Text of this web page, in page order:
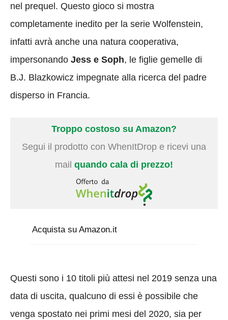
nel prequel. Questo gioco si mostra
completamente inedito per la serie Wolfenstein,
infatti avrà anche una natura cooperativa,
impersonando Jess e Soph, le figlie gemelle di
B.J. Blazkowicz impegnate alla ricerca del padre
disperso in Francia.
Troppo costoso su Amazon?
Segui il prodotto con WhenItDrop e ricevi una
mail quando cala di prezzo!
Acquista su Amazon.it
Questi sono i 10 titoli più attesi nel 2019 senza una
data di uscita, qualcuno di essi è possibile che
venga spostato nei primi mesi del 2020, sia per